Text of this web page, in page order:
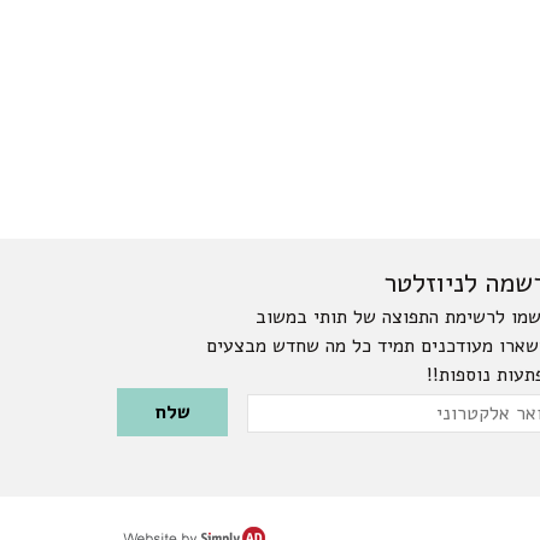
לניוזלטר
לרשימת התפוצה של תותי במשוב
מעודכנים תמיד כל מה שחדש מבצעים
נוספות!!
Please leave this field